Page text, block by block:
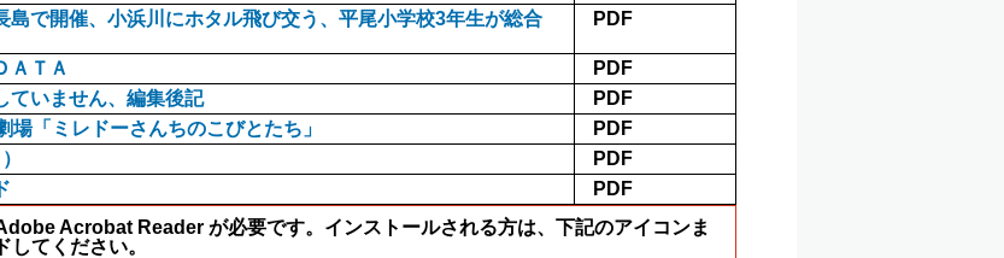
島で開催、小浜川にホタル飛び交う、平尾小学校3年生が総合
PDF
ＡＴＡ
PDF
ていません、編集後記
PDF
場「ミレドーさんちのこびとたち」
PDF
PDF
PDF
Acrobat Reader が必要です。インストールされる方は、下記のアイコンま
てください。